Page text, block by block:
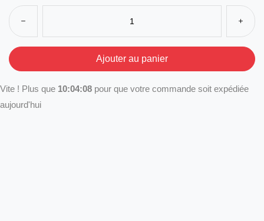
Vite ! Plus que 10:04:08 pour que votre commande soit expédiée
aujourd'hui